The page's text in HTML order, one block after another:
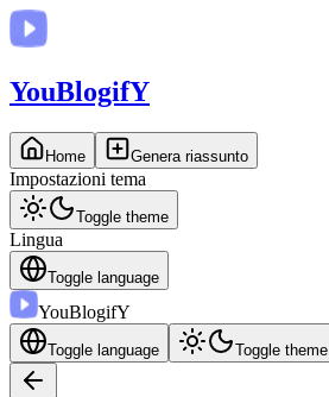
YouBlogifY
Home Genera riassunto
Impostazioni tema
Toggle theme
Lingua
Toggle language
YouBlogifY
Toggle language Toggle theme